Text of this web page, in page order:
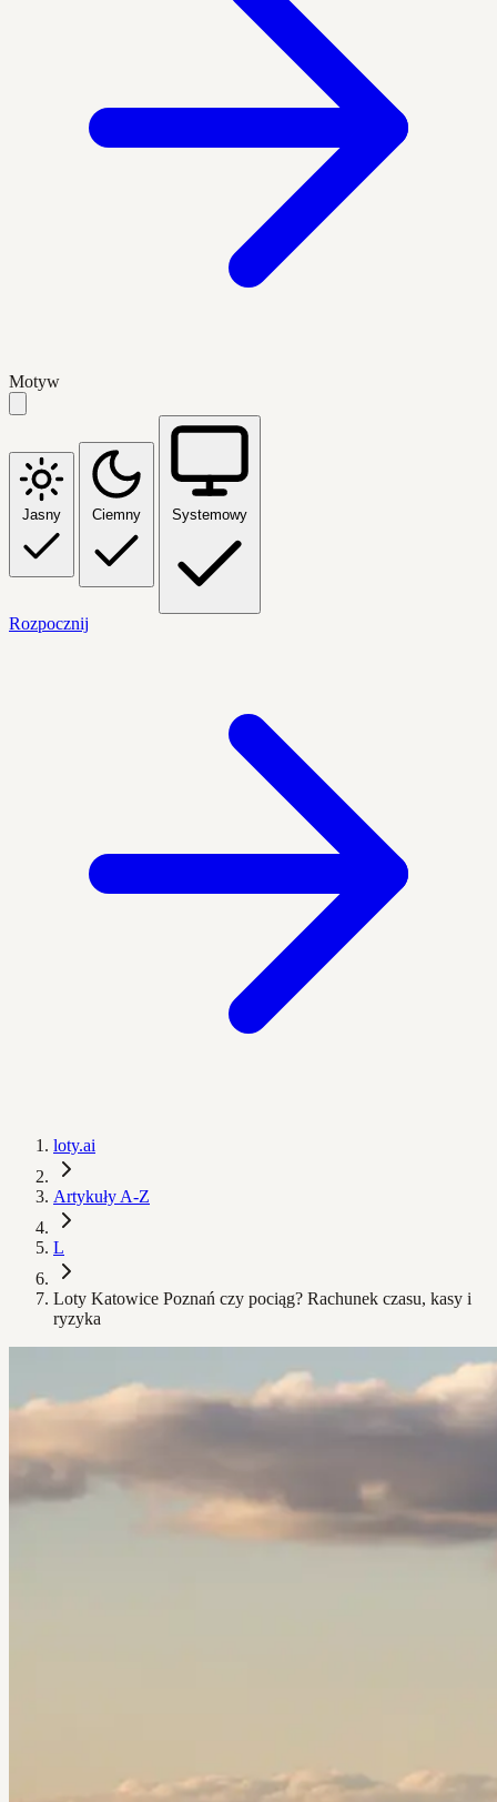
Motyw
Jasny Ciemny Systemowy
Rozpocznij
loty.ai
Artykuły A-Z
L
Loty Katowice Poznań czy pociąg? Rachunek czasu, kasy i
ryzyka